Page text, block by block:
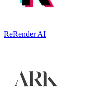
ReRender AI